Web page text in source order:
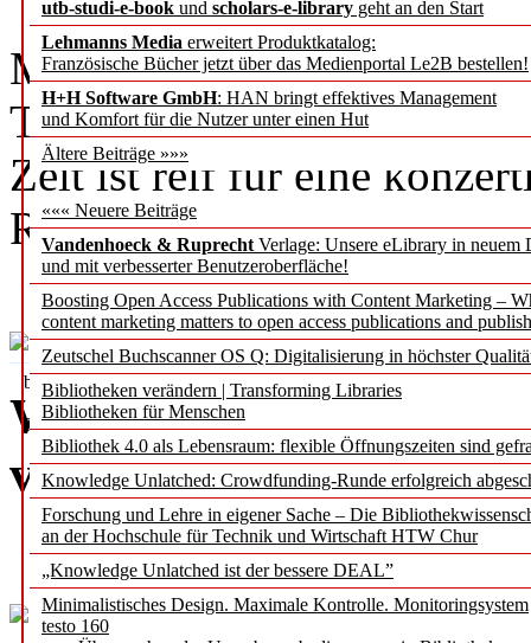
utb-studi-e-book und scholars-e-library geht an den Start
Lehmanns Media erweitert Produktkatalog:
Französische Bücher jetzt über das Medienportal Le2B bestellen!
H+H Software GmbH: HAN bringt effektives Management
und Komfort für die Nutzer unter einen Hut
Ältere Beiträge »»»
««« Neuere Beiträge
Vandenhoeck & Ruprecht Verlage: Unsere eLibrary in neuem
und mit verbesserter Benutzeroberfläche!
Boosting Open Access Publications with Content Marketing –
content marketing matters to open access publications and
Zeutschel Buchscanner OS Q: Digitalisierung in höchster
Bibliotheken verändern | Transforming Libraries
Bibliotheken für Menschen
Bibliothek 4.0 als Lebensraum: flexible Öffnungszeiten sind
Knowledge Unlatched: Crowdfunding-Runde erfolgreich
Forschung und Lehre in eigener Sache – Die
an der Hochschule für Technik und Wirtschaft HTW Chur
„Knowledge Unlatched ist der bessere DEAL”
Minimalistisches Design. Maximale Kontrolle. Monitoringsystem
testo 160
Stattdessen stehen Jahr
Mittelpunkt, die
Transformation auf gar
Zeit ist reif für eine
Richtungsbestimmung.
Wer kümmert sich
b.i.t.online
Fachbeitrag vorab
Warum Künstliche
von Bibliotheken ist